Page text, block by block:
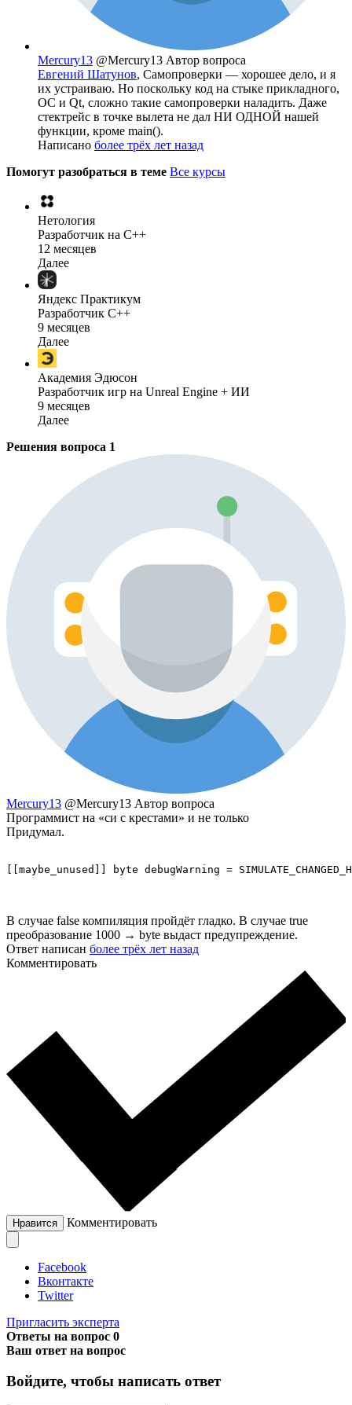
Mercury13 @Mercury13 Автор вопроса
Евгений Шатунов, Самопроверки — хорошее дело, и я
их устраиваю. Но поскольку код на стыке прикладного,
ОС и Qt, сложно такие самопроверки наладить. Даже
стектрейс в точке вылета не дал НИ ОДНОЙ нашей
функции, кроме main().
Написано более трёх лет назад
Помогут разобраться в теме Все курсы
Нетология
Разработчик на C++
12 месяцев
Далее
Яндекс Практикум
Разработчик C++
9 месяцев
Далее
Академия Эдюсон
Разработчик игр на Unreal Engine + ИИ
9 месяцев
Далее
Решения вопроса 1
Mercury13 @Mercury13 Автор вопроса
Программист на «си с крестами» и не только
Придумал.
[[maybe_unused]] byte debugWarning =
В случае false компиляция пройдёт гладко. В случае true
преобразование 1000 → byte выдаст предупреждение.
Ответ написан более трёх лет назад
Комментировать
Нравится Комментировать
Facebook
Вконтакте
Twitter
Пригласить эксперта
Ответы на вопрос 0
Ваш ответ на вопрос
Войдите, чтобы написать ответ